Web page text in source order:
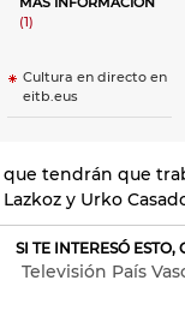
(1)
Cultura en directo en
eitb.eus
que tendrán que
Lazkoz y Urko
SI TE INTERESÓ ESTO,
Televisión País